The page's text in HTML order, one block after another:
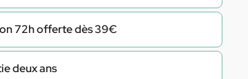
72h offerte dès 39€
deux ans